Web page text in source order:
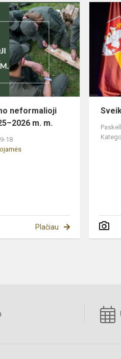
Kadetų
ugdymo
neformalioji
programa
2025–
2026
m.
m.
neformalioji
m. m.
18
Plačiau